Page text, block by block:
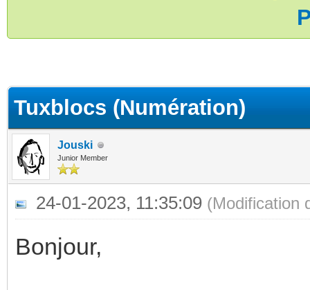
Tuxblocs (Numération)
Jouski
Junior Member
24-01-2023, 11:35:09 (Modification
Bonjour,